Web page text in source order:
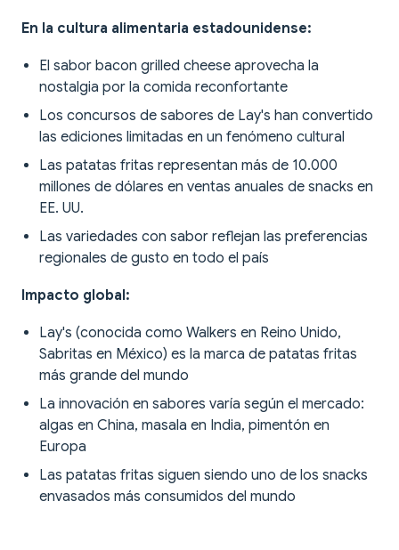
En la cultura alimentaria estadounidense:
El sabor bacon grilled cheese aprovecha la
nostalgia por la comida reconfortante
Los concursos de sabores de Lay's han convertido
las ediciones limitadas en un fenómeno cultural
Las patatas fritas representan más de 10.000
millones de dólares en ventas anuales de snacks en
EE. UU.
Las variedades con sabor reflejan las preferencias
regionales de gusto en todo el país
Impacto global:
Lay's (conocida como Walkers en Reino Unido,
Sabritas en México) es la marca de patatas fritas
más grande del mundo
La innovación en sabores varía según el mercado:
algas en China, masala en India, pimentón en
Europa
Las patatas fritas siguen siendo uno de los snacks
envasados más consumidos del mundo